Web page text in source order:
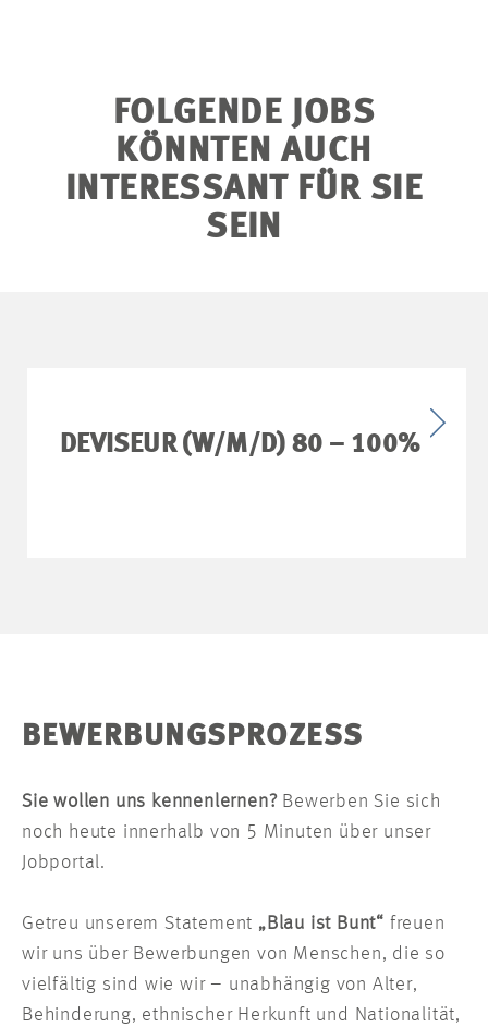
FOLGENDE JOBS
KÖNNTEN AUCH
INTERESSANT FÜR SIE
SEIN
DEVISEUR (W/M/D) 80 – 100%
BEWERBUNGSPROZESS
Sie wollen uns kennenlernen?Bewerben Sie sich
noch heute innerhalb von 5 Minuten über unser
Jobportal.
Getreu unserem Statement „Blau ist Bunt“ freuen
wir uns über Bewerbungen von Menschen, die so
vielfältig sind wie wir – unabhängig von Alter,
Behinderung, ethnischer Herkunft und Nationalität,